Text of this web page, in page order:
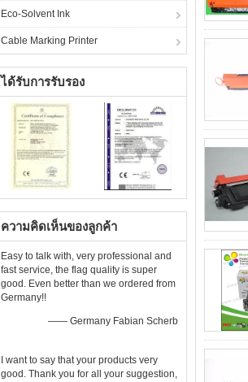
Eco-Solvent Ink
Cable Marking Printer
ได้รับการรับรอง
ความคิดเห็นของลูกค้า
Easy to talk with, very professional and
fast service, the flag quality is super
good. Even better than we ordered from
Germany!!
—— Germany Fabian Scherb
I want to say that your products very
good. Thank you for all your suggestion,